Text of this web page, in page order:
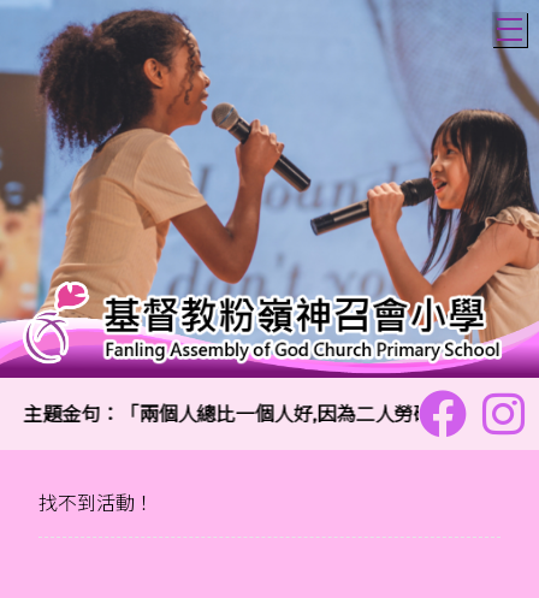
主題金句：「兩個人總比一個人好,因為二人勞碌同得美好的
找不到活動！